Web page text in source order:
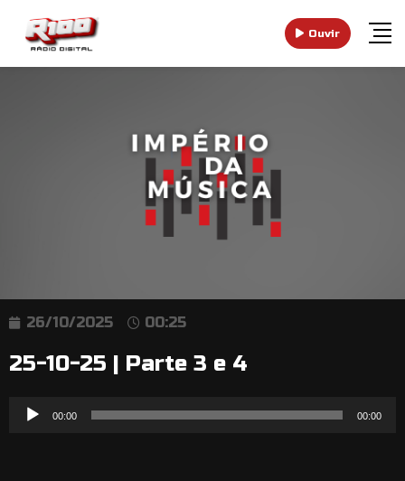
Ouvir
26/10/2025 00:25
25-10-25 | Parte 3 e 4
Reprodutor
00:00 00:00